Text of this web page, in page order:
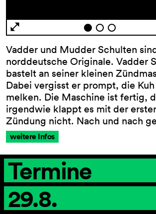
AGB
Impressum
Datenschutz
Barrierefreiheitserklärung
Vadder und Mudder Schulten
norddeutsche Originale. Vadder
bastelt an seiner kleinen
Dabei vergisst er prompt, die Kuh
melken. Die Maschine ist fertig,
irgendwie klappt es mit der
Zündung nicht. Nach und nach
weitere Infos
Termine
29.8.